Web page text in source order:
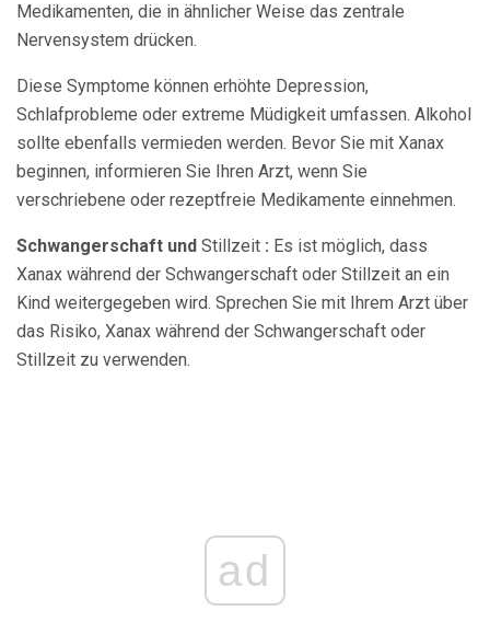
Medikamenten, die in ähnlicher Weise das zentrale
Nervensystem drücken.
Diese Symptome können erhöhte Depression,
Schlafprobleme oder extreme Müdigkeit umfassen. Alkohol
sollte ebenfalls vermieden werden. Bevor Sie mit Xanax
beginnen, informieren Sie Ihren Arzt, wenn Sie
verschriebene oder rezeptfreie Medikamente einnehmen.
Schwangerschaft und Stillzeit : Es ist möglich, dass
Xanax während der Schwangerschaft oder Stillzeit an ein
Kind weitergegeben wird. Sprechen Sie mit Ihrem Arzt über
das Risiko, Xanax während der Schwangerschaft oder
Stillzeit zu verwenden.
ad